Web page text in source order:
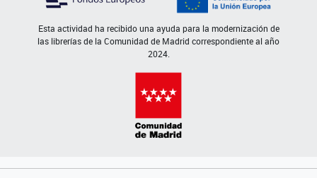
Esta actividad ha recibido una ayuda para la modernización de
las librerías de la Comunidad de Madrid correspondiente al año
2024.